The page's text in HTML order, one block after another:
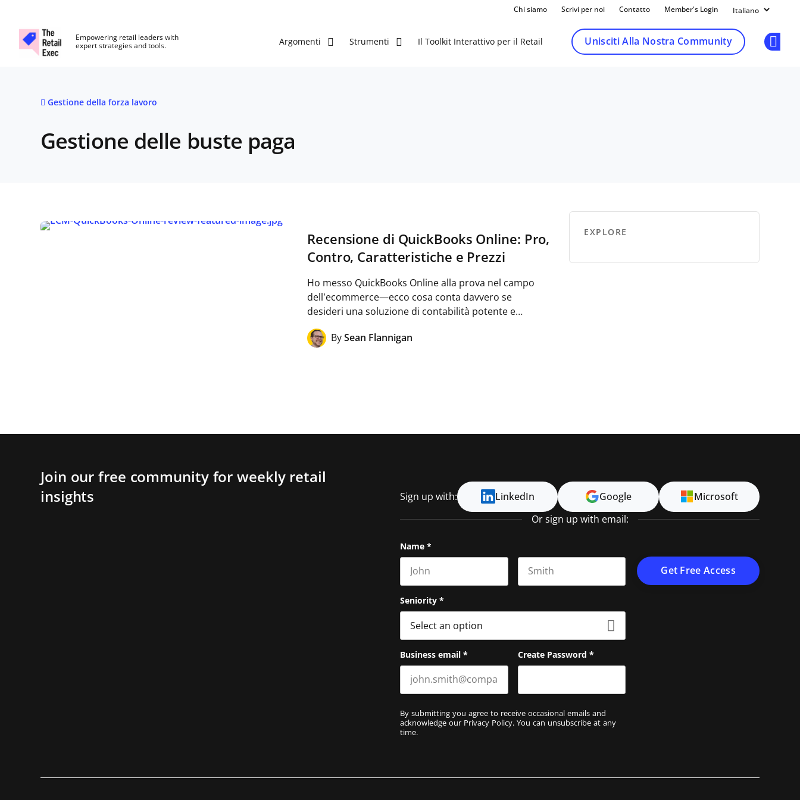
Chi siamo Scrivi per noi Contatto Member's Login
Empowering retail leaders with
expert strategies and tools.
Argomenti Strumenti Il Toolkit Interattivo per il Retail Unisciti Alla Nostra Community
Gestione della forza lavoro
Gestione delle buste paga
Recensione di QuickBooks Online: Pro,
Contro, Caratteristiche e Prezzi
Ho messo QuickBooks Online alla prova nel campo
dell’ecommerce—ecco cosa conta davvero se
desideri una soluzione di contabilità potente e…
By Sean Flannigan
EXPLORE
Join our free community for weekly retail
insights
Sign up with: LinkedIn Google Microsoft
Or sign up with email:
Name *
Seniority *
Business email * Create Password *
By submitting you agree to receive occasional emails and
acknowledge our Privacy Policy. You can unsubscribe at any
time.